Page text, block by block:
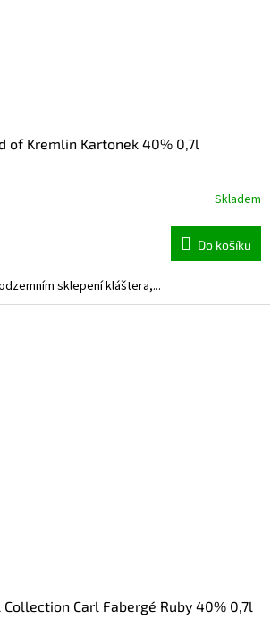
of Kremlin Kartonek 40% 0,7l
Skladem
Do košíku
sklepení kláštera,...
Carl Fabergé Ruby 40% 0,7l